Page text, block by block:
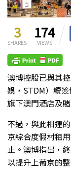
3
SHARES
174
VIEWS
澳博控股已與其
娛，STDM）續
旗下澳門酒店及
不過，與此相連
京綜合度假村租
止。澳博指出，
以提升上葡京的